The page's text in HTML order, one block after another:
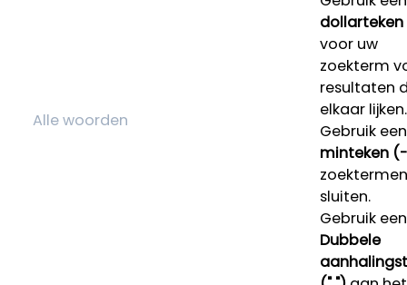
voor uw
zoekterm
resultaten
elkaar lijken.
Gebruik een
minteken
sluiten.
Gebruik een
Dubbele